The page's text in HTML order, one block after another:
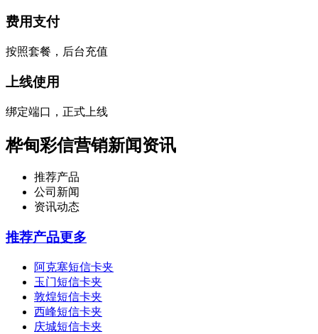
费用支付
按照套餐，后台充值
上线使用
绑定端口，正式上线
桦甸彩信营销新闻资讯
推荐产品
公司新闻
资讯动态
推荐产品更多
阿克塞短信卡夹
玉门短信卡夹
敦煌短信卡夹
西峰短信卡夹
庆城短信卡夹